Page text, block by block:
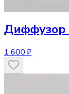
Диффузор
1 600 ₽